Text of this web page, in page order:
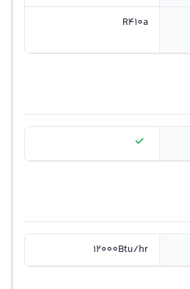
R410a
12000Btu/hr